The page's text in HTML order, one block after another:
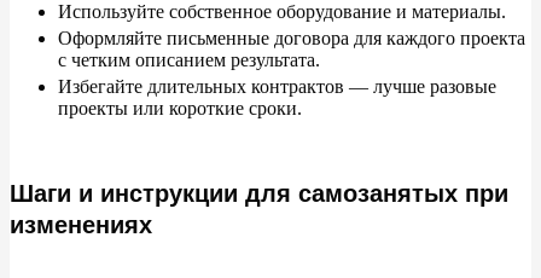
Используйте собственное оборудование и материалы.
Оформляйте письменные договора для каждого проекта
с четким описанием результата.
Избегайте длительных контрактов — лучше разовые
проекты или короткие сроки.
Шаги и инструкции для самозанятых при
изменениях